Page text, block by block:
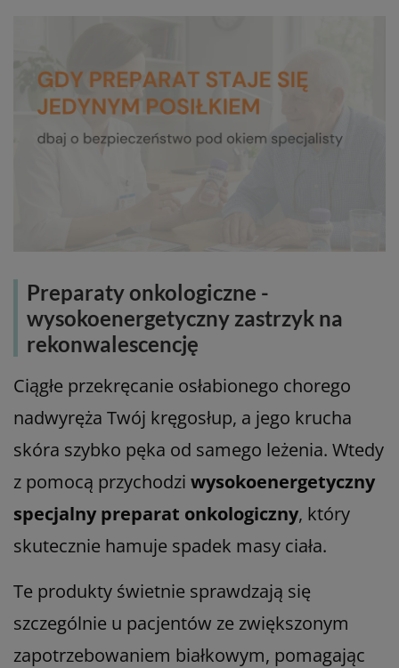
Preparaty onkologiczne -
wysokoenergetyczny zastrzyk na
rekonwalescencję
Ciągłe przekręcanie osłabionego chorego
nadwyręża Twój kręgosłup, a jego krucha
skóra szybko pęka od samego leżenia. Wtedy
z pomocą przychodzi wysokoenergetyczny
specjalny preparat onkologiczny, który
skutecznie hamuje spadek masy ciała.
Te produkty świetnie sprawdzają się
szczególnie u pacjentów ze zwiększonym
zapotrzebowaniem białkowym, pomagając